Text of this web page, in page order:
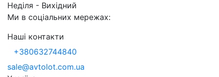
Неділя - Вихідний
Ми в соціальних мережах:
Наші контакти
+380632744840
sale@avtolot.com.ua